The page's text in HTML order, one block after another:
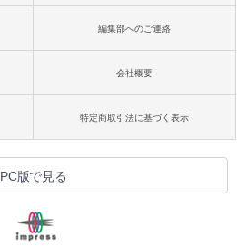
編集部へのご連絡
会社概要
特定商取引法に基づく表示
PC版で見る